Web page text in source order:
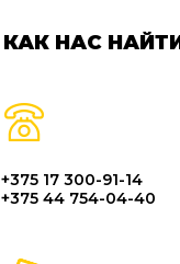
КАК НАС
+375 17 300-91-14
+375 44 754-04-40